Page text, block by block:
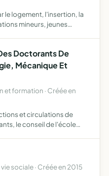
le logement, l'insertion, la
mineurs, jeunes
Doctorants De
Mécanique Et
et formation · Créée en
et circulations de
le conseil de l'école
sociale · Créée en 2015